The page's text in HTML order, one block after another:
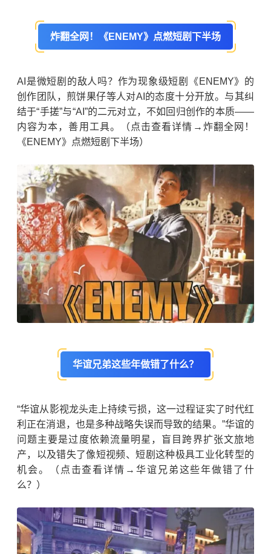
炸翻全网！《ENEMY》点燃短剧下半场
AI是微短剧的敌人吗？作为现象级短剧《ENEMY》的
创作团队，煎饼果仔等人对AI的态度十分开放。与其纠
结于“手搓”与“AI”的二元对立，不如回归创作的本质——
内容为本，善用工具。（点击查看详情→炸翻全网！
《ENEMY》点燃短剧下半场）
华谊兄弟这些年做错了什么？
“华谊从影视龙头走上持续亏损，这一过程证实了时代红
利正在消退，也是多种战略失误而导致的结果。”华谊的
问题主要是过度依赖流量明星，盲目跨界扩张文旅地
产，以及错失了像短视频、短剧这种极具工业化转型的
机会。（点击查看详情→华谊兄弟这些年做错了什
么？）